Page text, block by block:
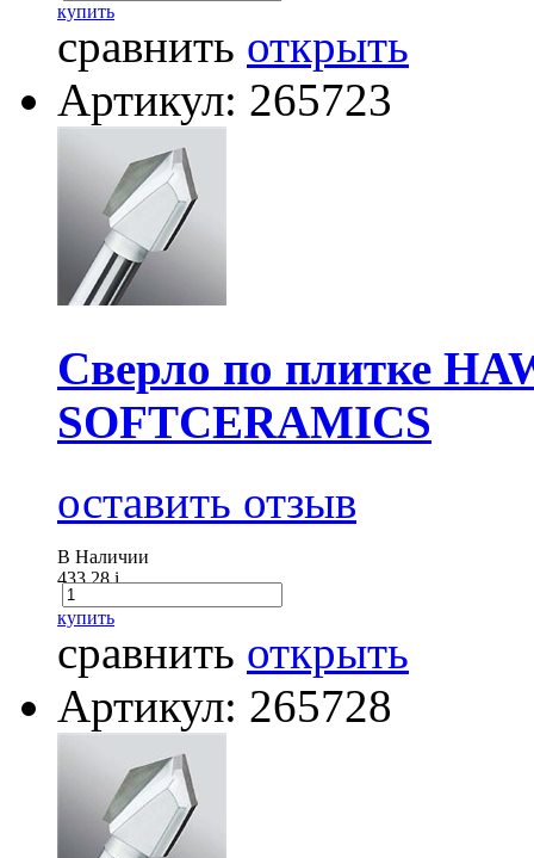
купить
сравнить открыть
Артикул: 265723
Сверло по плитке
SOFTCERAMICS
оставить отзыв
В Наличии
433.28i
купить
сравнить открыть
Артикул: 265728